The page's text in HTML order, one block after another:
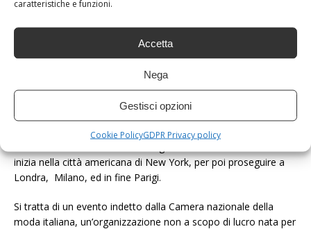
caratteristiche e funzioni.
Accetta
Nega
Gestisci opzioni
Cookie PolicyGDPR Privacy policy
a presentare le collezioni moda autunno/inverno e
primavera/estate.
La settimana della moda di Milano è un evento nato nel
lontano 1958 e che si è conquistato il titolo di “Big Four”, ossia
ritenuti fondamentali proprio perché svolti in una delle capitali
della moda. Le altre tre città che ospitano la settimana della
moda facendo parte dei “Big Four” sono quelle di Parigi, New
inizia nella città americana di New York, per poi proseguire a
Londra, Milano, ed in fine Parigi.
Si tratta di un evento indetto dalla Camera nazionale della
moda italiana, un’organizzazione non a scopo di lucro nata per